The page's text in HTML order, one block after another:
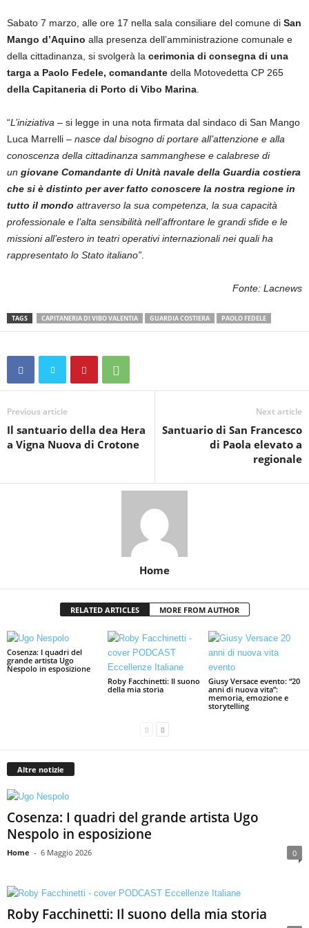
Sabato 7 marzo, alle ore 17 nella sala consiliare del comune di San
Mango d’Aquino alla presenza dell’amministrazione comunale e
della cittadinanza, si svolgerà la cerimonia di consegna di una
targa a Paolo Fedele, comandante della Motovedetta CP 265
della Capitaneria di Porto di Vibo Marina
“L’iniziativa – si legge in una nota firmata dal sindaco di San Mango
Luca Marrelli – nasce dal bisogno di portare all’attenzione e alla
conoscenza della cittadinanza sammanghese e calabrese di
un giovane Comandante di Unità navale della Guardia costiera
che si è distinto per aver fatto conoscere la nostra regione in
tutto il mondo attraverso la sua competenza, la sua capacità
professionale e l’alta sensibilità nell’affrontare le grandi sfide e le
missioni all’estero in teatri operativi internazionali nei quali ha
rappresentato lo Stato italiano”
Fonte: Lacnews
TAGS CAPITANERIA DI VIBO VALENTIA GUARDIA COSTIERA PAOLO FEDELE
Previous article
Il santuario della dea Hera
a Vigna Nuova di Crotone
Next article
Santuario di San Francesco
di Paola elevato a
regionale
Home
RELATED ARTICLES MORE FROM AUTHOR
Cosenza: I quadri del
grande artista Ugo
Nespolo in esposizione
Roby Facchinetti: Il suono
della mia storia
Giusy Versace evento: “20
anni di nuova vita”:
memoria, emozione e
storytelling
Altre notizie
Cosenza: I quadri del grande artista Ugo
Nespolo in esposizione
Home - 6 Maggio 2026 0
Roby Facchinetti: Il suono della mia storia